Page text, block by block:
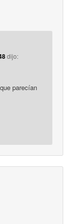
dijo:
parecían